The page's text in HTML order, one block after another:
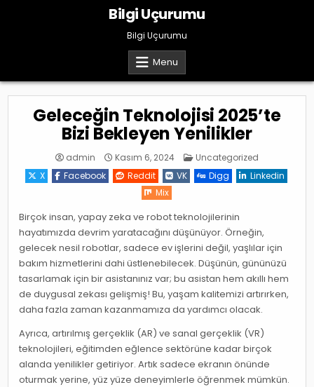
Bilgi Uçurumu
Bilgi Uçurumu
Menu
Geleceğin Teknolojisi 2025’te
Bizi Bekleyen Yenilikler
admin Kasım 6, 2024 Posted
Uncategorized
X
Facebook Reddit VK Digg
Linkedin
Mix
Birçok insan, yapay zeka ve robot teknolojilerinin
hayatımızda devrim yaratacağını düşünüyor. Örneğin,
gelecek nesil robotlar, sadece ev işlerini değil, yaşlılar için
bakım hizmetlerini dahi üstlenebilecek. Düşünün, gününüzü
tasarlamak için bir asistanınız var; bu asistan hem akıllı hem
de duygusal zekası gelişmiş! Bu, yaşam kalitemizi artırırken,
daha fazla zaman kazanmamıza da yardımcı olacak.
Ayrıca, artırılmış gerçeklik (AR) ve sanal gerçeklik (VR)
teknolojileri, eğitimden eğlence sektörüne kadar birçok
alanda yenilikler getiriyor. Artık sadece ekranın önünde
oturmak yerine, yüz yüze deneyimlerle öğrenmek mümkün.